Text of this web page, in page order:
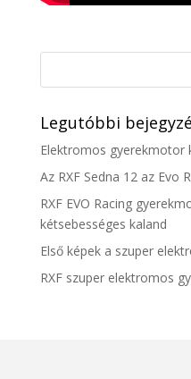
Legutóbbi
Elektromos gyerekmotor
Az RXF Sedna 12 az Evo
RXF EVO Racing
kétsebességes kaland
Első képek a szuper
RXF szuper elektromos